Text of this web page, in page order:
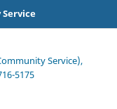
Service),
5175